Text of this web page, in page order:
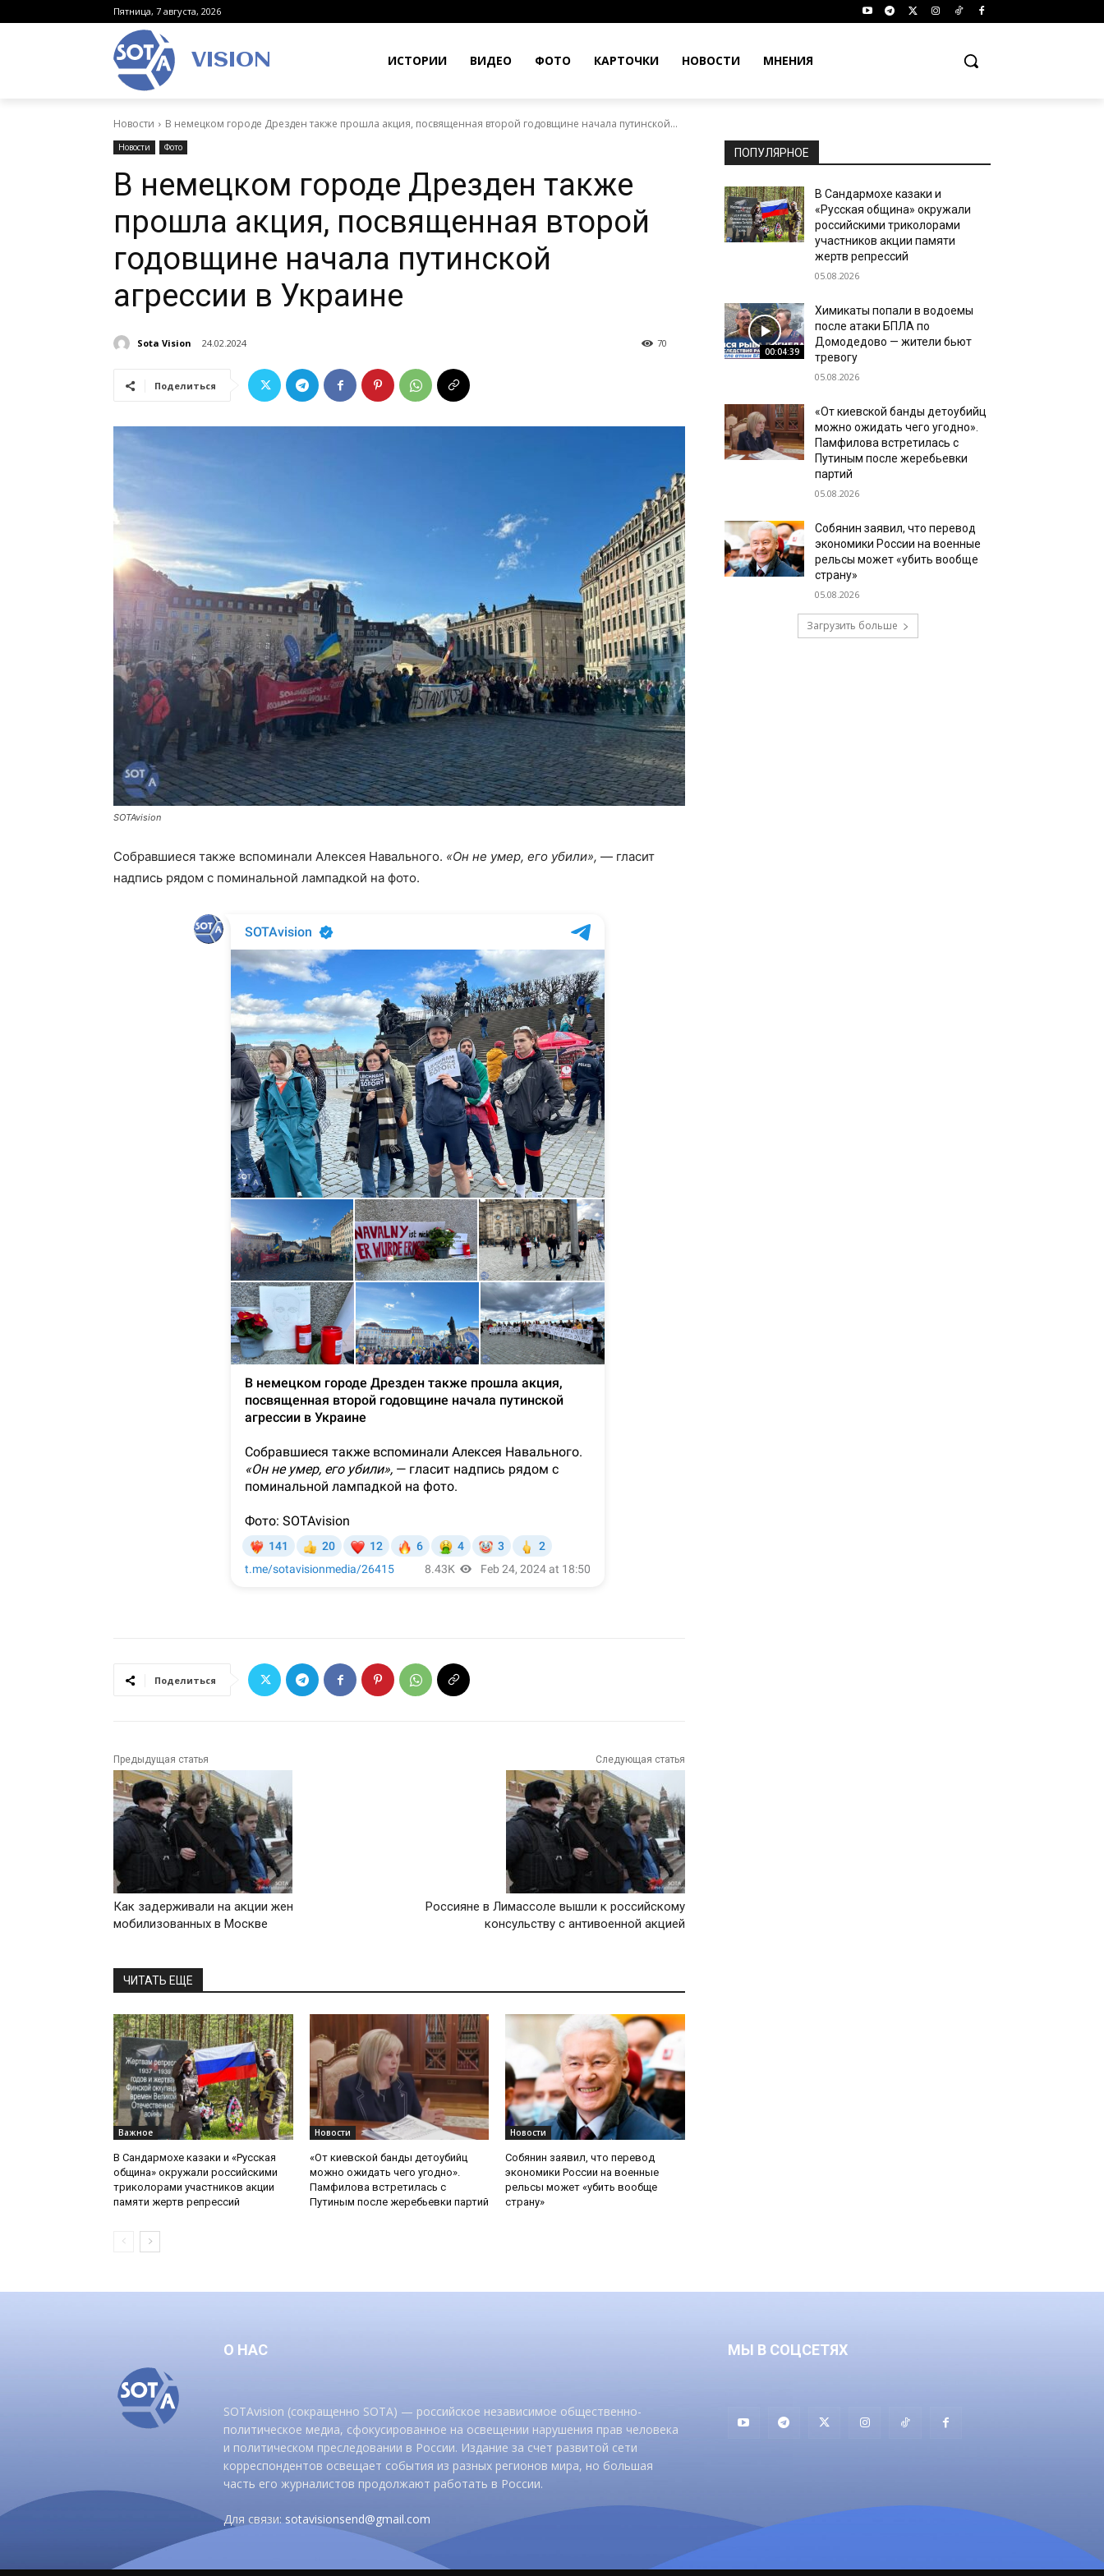
Пятница, 7 августа, 2026
VISION ИСТОРИИ ВИДЕО ФОТО КАРТОЧКИ НОВОСТИ МНЕНИЯ
Новости В немецком городе Дрезден также прошла акция, посвященная второй годовщине начала путинской...
Новости Фото
В немецком городе Дрезден также
прошла акция, посвященная второй
годовщине начала путинской
агрессии в Украине
Sota Vision 24.02.2024 70
Поделиться
SOTAvision
Собравшиеся также вспоминали Алексея Навального. «Он не умер, его убили», — гласит
надпись рядом с поминальной лампадкой на фото.
Поделиться
Предыдущая статья
Как задерживали на акции жен
мобилизованных в Москве
Следующая статья
Россияне в Лимассоле вышли к российскому
консульству с антивоенной акцией
ЧИТАТЬ ЕЩЕ
Важное
В Сандармохе казаки и «Русская
община» окружали российскими
триколорами участников акции
памяти жертв репрессий
Новости
«От киевской банды детоубийц
можно ожидать чего угодно».
Памфилова встретилась с
Путиным после жеребьевки партий
Новости
Собянин заявил, что перевод
экономики России на военные
рельсы может «убить вообще
страну»
ПОПУЛЯРНОЕ
В Сандармохе казаки и
«Русская община» окружали
российскими триколорами
участников акции памяти
жертв репрессий
05.08.2026
00:04:39
Химикаты попали в водоемы
после атаки БПЛА по
Домодедово — жители бьют
тревогу
05.08.2026
«От киевской банды детоубийц
можно ожидать чего угодно».
Памфилова встретилась с
Путиным после жеребьевки
партий
05.08.2026
Собянин заявил, что перевод
экономики России на военные
рельсы может «убить вообще
страну»
05.08.2026
Загрузить больше
О НАС
SOTAvision (сокращенно SOTA) — российское независимое общественно-
политическое медиа, сфокусированное на освещении нарушения прав человека
и политическом преследовании в России. Издание за счет развитой сети
корреспондентов освещает события из разных регионов мира, но большая
часть его журналистов продолжают работать в России.
Для связи:sotavisionsend@gmail.com
МЫ В СОЦСЕТЯХ